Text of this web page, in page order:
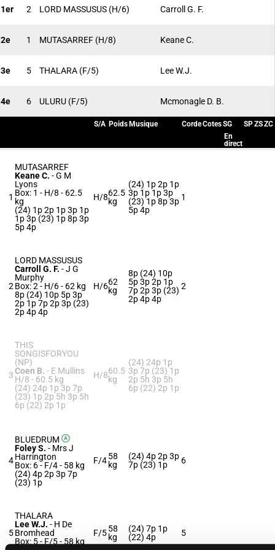
1er 2 LORD MASSUSUS (H/6) Carroll G. F.
2e 1 MUTASARREF (H/8) Keane C.
3e 5 THALARA (F/5) Lee W.J.
4e 6 ULURU (F/5) Mcmonagle D. B.
S/A Poids Musique CordeCotesSG SPZSZC
En
direct
1
MUTASARREF
Keane C. -G M
Lyons
Box: 1 - H/8 - 62.5
kg
(24) 1p 2p 1p 3p 1p
1p 3p (23) 1p 8p 3p
5p 4p
H/862.5
kg
(24) 1p 2p 1p
3p 1p 1p 3p
(23) 1p 8p 3p
5p 4p
1
2
LORD MASSUSUS
Carroll G. F. -J G
Murphy
Box: 2 - H/6 - 62 kg
8p (24) 10p 5p 3p
2p 1p 7p 2p 3p (23)
2p 4p 4p
H/662
kg
8p (24) 10p
5p 3p 2p 1p
7p 2p 3p (23)
2p 4p 4p
2
3
THIS
SONGISFORYOU
(NP)
Coen B. - E Mullins
H/8 - 60.5 kg
(24) 24p 1p 3p 7p
(23) 1p 2p 5h 3p 5h
6p (22) 2p 1p
H/860.5
kg
(24) 24p 1p
3p 7p (23) 1p
2p 5h 3p 5h
6p (22) 2p 1p
4
BLUEDRUM
Foley S. - Mrs J
Harrington
Box: 6 - F/4 - 58 kg
(24) 4p 2p 3p 7p
(23) 1p
F/458
kg
(24) 4p 2p 3p
7p (23) 1p
6
5
THALARA
Lee W.J. - H De
Bromhead
Box: 5 - F/5 - 58 kg
F/558
kg
(24) 7p 1p
(22) 4p
5